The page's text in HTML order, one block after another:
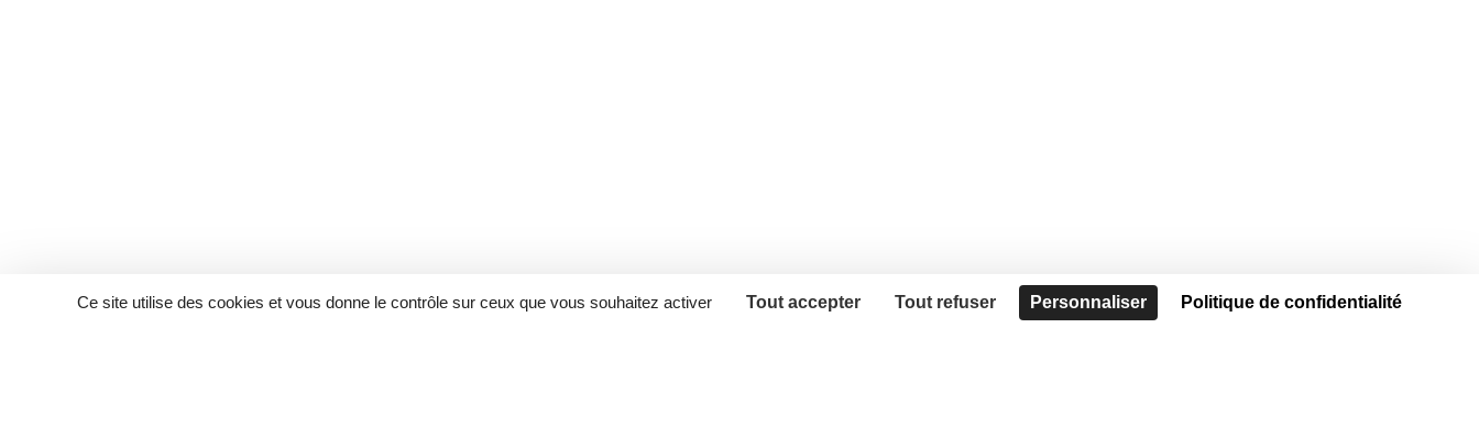
Ce site utilise des cookies et vous donne le contrôle sur ceux que vous souhaitez activer Tout accepter Tout refuser Personnaliser Politique de confidentialité